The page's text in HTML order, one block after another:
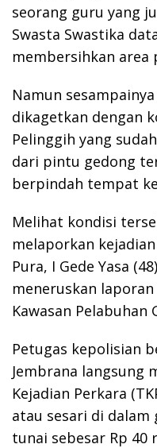
seorang guru yang
Swasta Swastika
membersihkan area
Namun
dikagetkan dengan
Pelinggih yang
dari pintu gedong
berpindah tempat
Melihat kondisi
melaporkan
Pura, I Gede Yasa
meneruskan
Kawasan Pelabuhan
Petugas kepolisian
Jembrana langsung
Kejadian Perkara
atau sesari di dalam
tunai sebesar Rp 40